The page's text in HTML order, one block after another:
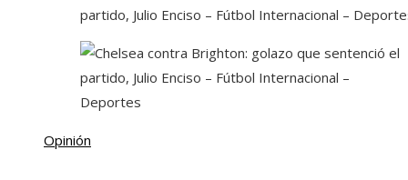
partido, Julio Enciso – Fútbol Internacional –
Opinión